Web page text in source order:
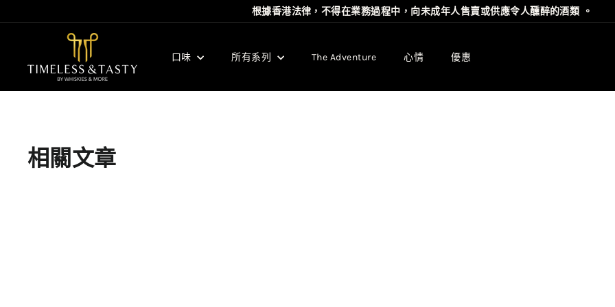
to
Pause
根據⾹港法律，不得在業務過程中，向未成年⼈售賣或供應令⼈醺醉的酒類 。
m
e
s
&
口味 所有系列 The Adventure 心情 優惠
相關文章